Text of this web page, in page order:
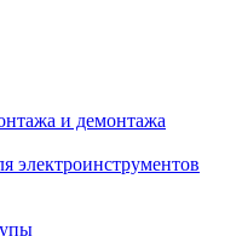
и демонтажа
электроинструментов